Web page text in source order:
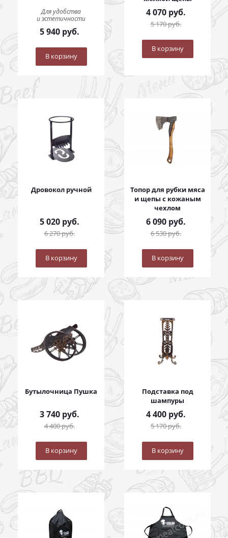
Для удобства
и эстетичности
5 940руб.
В корзину
4 070руб.
5 170руб.
В корзину
Дровокол ручной
5 020руб.
6 270руб.
В корзину
Топор для рубки мяса
и щепы с кожаным
чехлом
6 090руб.
6 530руб.
В корзину
Бутылочница Пушка
3 740руб.
4 400руб.
В корзину
Подставка под
шампуры
4 400руб.
5 170руб.
В корзину